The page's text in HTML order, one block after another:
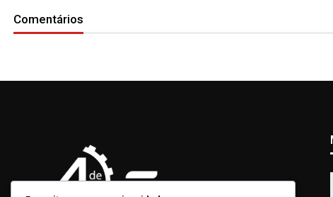
Comentários